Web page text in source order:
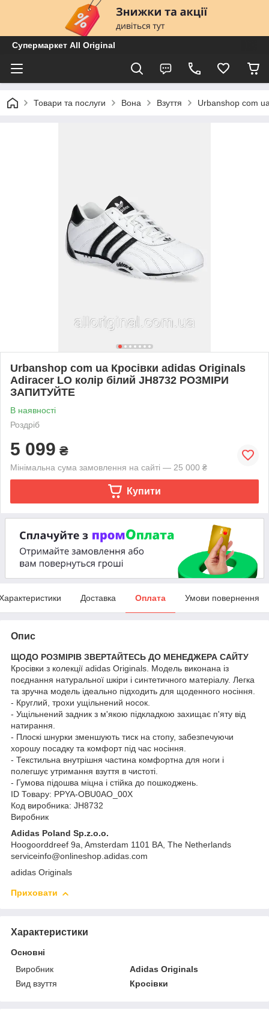
Супермаркет All Original
Товари та послуги Вона Взуття Urbanshop com
Urbanshop com ua Кросівки adidas Originals
Adiracer LO колір білий JH8732 РОЗМІРИ
ЗАПИТУЙТЕ
В наявності
Роздріб
5 099 ₴
Мінімальна сума замовлення на сайті — 25 000 ₴
Купити
Доставка Оплата Умови повернення
Опис
ЩОДО РОЗМІРІВ ЗВЕРТАЙТЕСЬ ДО МЕНЕДЖЕРА САЙТУ
Кросівки з колекції adidas Originals. Модель виконана із
поєднання натуральної шкіри і синтетичного матеріалу. Легка
та зручна модель ідеально підходить для щоденного носіння.
- Круглий, трохи ущільнений носок.
- Ущільнений задник з м'якою підкладкою захищає п'яту від
натирання.
- Плоскі шнурки зменшують тиск на стопу, забезпечуючи
хорошу посадку та комфорт під час носіння.
- Текстильна внутрішня частина комфортна для ноги і
полегшує утримання взуття в чистоті.
- Гумова підошва міцна і стійка до пошкоджень.
ID Товару: PPYA-OBU0AO_00X
Код виробника: JH8732
Виробник
Adidas Poland Sp.z.o.o.
Hoogoorddreef 9a, Amsterdam 1101 BA, The Netherlands
serviceinfo@onlineshop.adidas.com
adidas Originals
Приховати
Характеристики
Основні
Виробник
Adidas Originals
Вид взуття
Кросівки